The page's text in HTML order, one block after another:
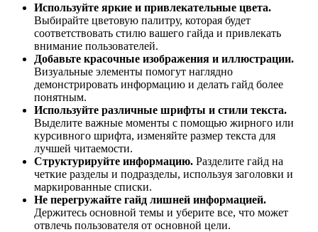
Используйте яркие и привлекательные цвета.
Выбирайте цветовую палитру, которая будет
соответствовать стилю вашего гайда и привлекать
внимание пользователей.
Добавьте красочные изображения и иллюстрации.
Визуальные элементы помогут наглядно
демонстрировать информацию и делать гайд более
понятным.
Используйте различные шрифты и стили текста.
Выделите важные моменты с помощью жирного или
курсивного шрифта, изменяйте размер текста для
лучшей читаемости.
Структурируйте информацию. Разделите гайд на
четкие разделы и подразделы, используя заголовки и
маркированные списки.
Не перегружайте гайд лишней информацией.
Держитесь основной темы и уберите все, что может
отвлечь пользователя от основной цели.